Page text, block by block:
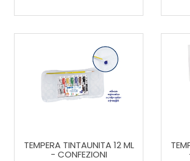
TEMPERA TINTAUNITA 12 ML
- CONFEZIONI